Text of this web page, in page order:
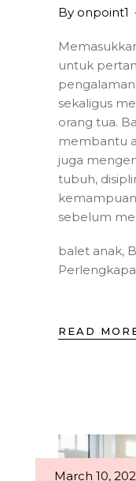
By onpoint1
untuk
sekaligus
orang tua.
membantu
juga
tubuh,
sebelum
balet anak,
READ
March 10,